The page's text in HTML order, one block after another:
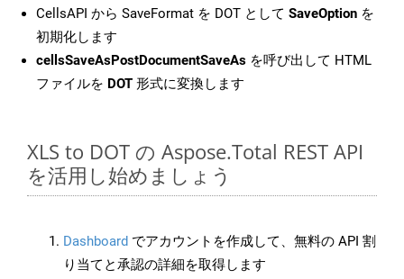
CellsAPI から SaveFormat を DOT として SaveOption を
初期化します
cellsSaveAsPostDocumentSaveAs を呼び出して HTML
ファイルを DOT 形式に変換します
XLS to DOT の Aspose.Total REST API
を活用し始めましょう
Dashboard でアカウントを作成して、無料の API 割
り当てと承認の詳細を取得します